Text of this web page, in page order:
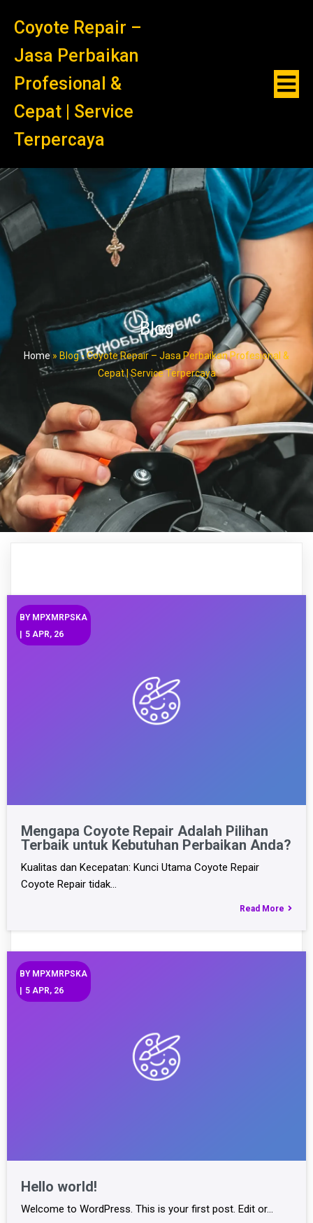
Coyote Repair –
Jasa Perbaikan
Profesional &
Cepat | Service
Terpercaya
Blog
Home» Blog - Coyote Repair – Jasa Perbaikan Profesional &
Cepat | Service Terpercaya
Mengapa Coyote Repair Adalah Pilihan
Terbaik untuk Kebutuhan Perbaikan Anda?
BY MPXMRPSKA
5 APR, 26
Kualitas dan Kecepatan: Kunci Utama Coyote Repair
Coyote Repair tidak…
Read More
Hello world!
BY MPXMRPSKA
| 5 APR, 26
Welcome to WordPress. This is your first post. Edit or…